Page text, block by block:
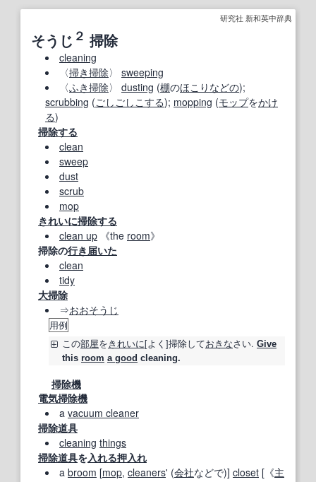
研究社 新和英中辞典
そうじ ２ 掃除
cleaning
〈掃き掃除〉 sweeping
〈ふき掃除〉 dusting (棚のほこり などの);
scrubbing (ごしごしこする); mopping (モップをかけ
る)
掃除する
clean
sweep
dust
scrub
mop
きれいに掃除する
clean up 《the room》
掃除の行き届いた
clean
tidy
大掃除
⇒おおそうじ
用例
この部屋をきれいに[よく]掃除しておきなさい. Give
this room a good cleaning.
掃除機
電気掃除機
a vacuum cleaner
掃除道具
cleaning things
掃除道具を入れる押入れ
a broom [mop, cleaners' (会社などで)] closet [《主